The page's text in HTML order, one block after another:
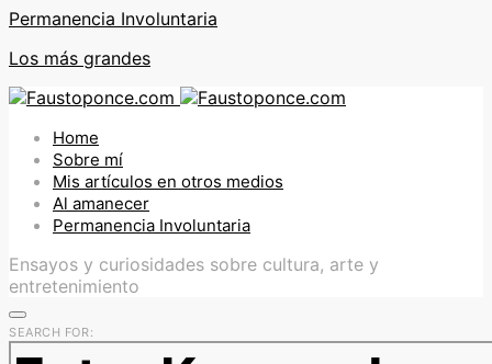
Permanencia Involuntaria
Los más grandes
Home
Sobre mí
Mis artículos en otros medios
Al amanecer
Permanencia Involuntaria
Ensayos y curiosidades sobre cultura, arte y
entretenimiento
SEARCH FOR: